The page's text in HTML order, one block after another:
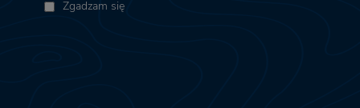
Zgadzam się